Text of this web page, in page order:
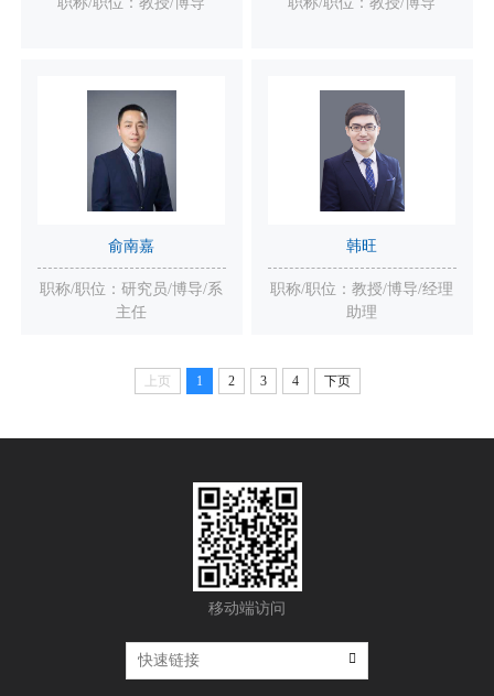
俞南嘉
职称/职位：研究员/博导/系
主任
韩旺
职称/职位：教授/博导/经理
助理
上页 1 2 3 4 下页
移动端访问